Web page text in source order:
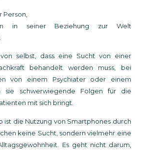
Person,
in seiner Beziehung zur Welt
selbst, dass eine Sucht von einer
behandelt werden muss, bei
von einem Psychiater oder einem
sie schwerwiegende Folgen für die
mit sich bringt.
ist die Nutzung von Smartphones durch
keine Sucht, sondern vielmehr eine
Es geht nicht darum,